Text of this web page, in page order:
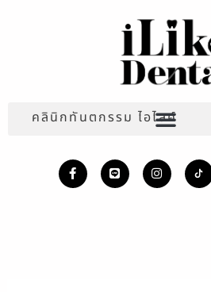
คลินิกทันตกรรม ไอไลค์
F
a
c
L
i
n
I
n
s